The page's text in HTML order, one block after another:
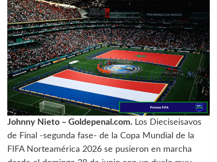
Johnny Nieto – Goldepenal.com. Los Dieciseisavos
de Final -segunda fase- de la Copa Mundial de la
FIFA Norteamérica 2026 se pusieron en marcha